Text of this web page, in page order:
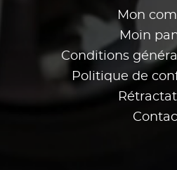
Mon
Moin
Conditions
Politique de